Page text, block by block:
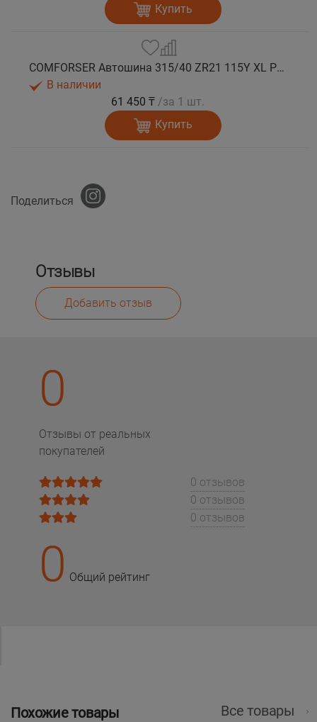
Купить
COMFORSER Автошина 315/40 ZR21 115Y XL PURESPEED лето
В наличии
61 450 ₸ /за 1 шт.
Купить
Поделиться
Отзывы
Добавить отзыв
0
Отзывы от реальных
покупателей
0 отзывов
0 отзывов
0 отзывов
0 Общий рейтинг
Похожие товары Все товары